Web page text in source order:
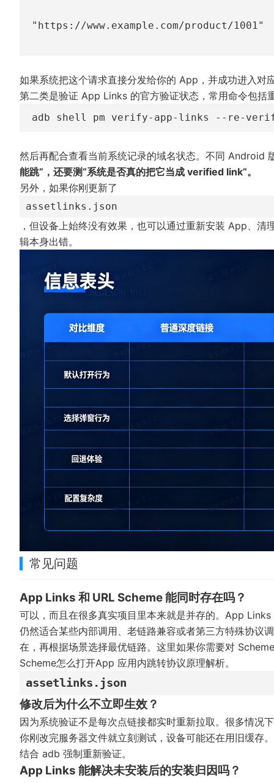
"https://www.example.com/product/1001"
如果系统把这个请求直接分发给你的 App，并成功进入对
第二类是验证 App Links 的官方验证状态，常用命令包括
然后再配合查看当前系统记录的域名状态。不同 Android
能跳”，还要测“系统是否真的把它当成 verified link”。
另外，如果你刚更新了
assetlinks.json
，但设备上始终没有效果，也可以通过重新安装 App、
辑本身出错。
常见问题
App Links 和 URL Scheme 能同时存在吗？
可以，而且在很多真实项目里本来就是并存的。App
仍然适合某些内部调用、老链路兼容或者第三方特殊协议
在，再根据场景选择最优链路。这里如果你需要对
Scheme怎么打开App 应用内跳转协议原理解析。
assetlinks.json
修改后为什么不立即生效？
因为系统验证不是每次点链接都实时重新拉取。很多情
你刚改完服务器文件就立刻测试，设备可能还在用旧缓存
结合 adb 强制重新验证。
App Links 能解决未安装后的安装归因吗？